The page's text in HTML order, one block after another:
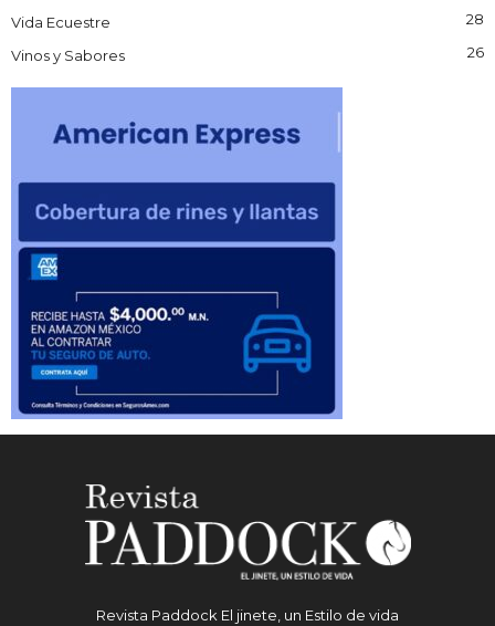
Vida Ecuestre 28
Vinos y Sabores 26
Revista Paddock El jinete, un Estilo de vida